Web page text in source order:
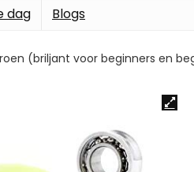
dag Blogs
(briljant voor beginners en